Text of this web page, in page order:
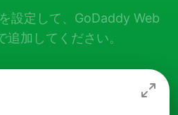
設定して、GoDaddy Web
追加してください。